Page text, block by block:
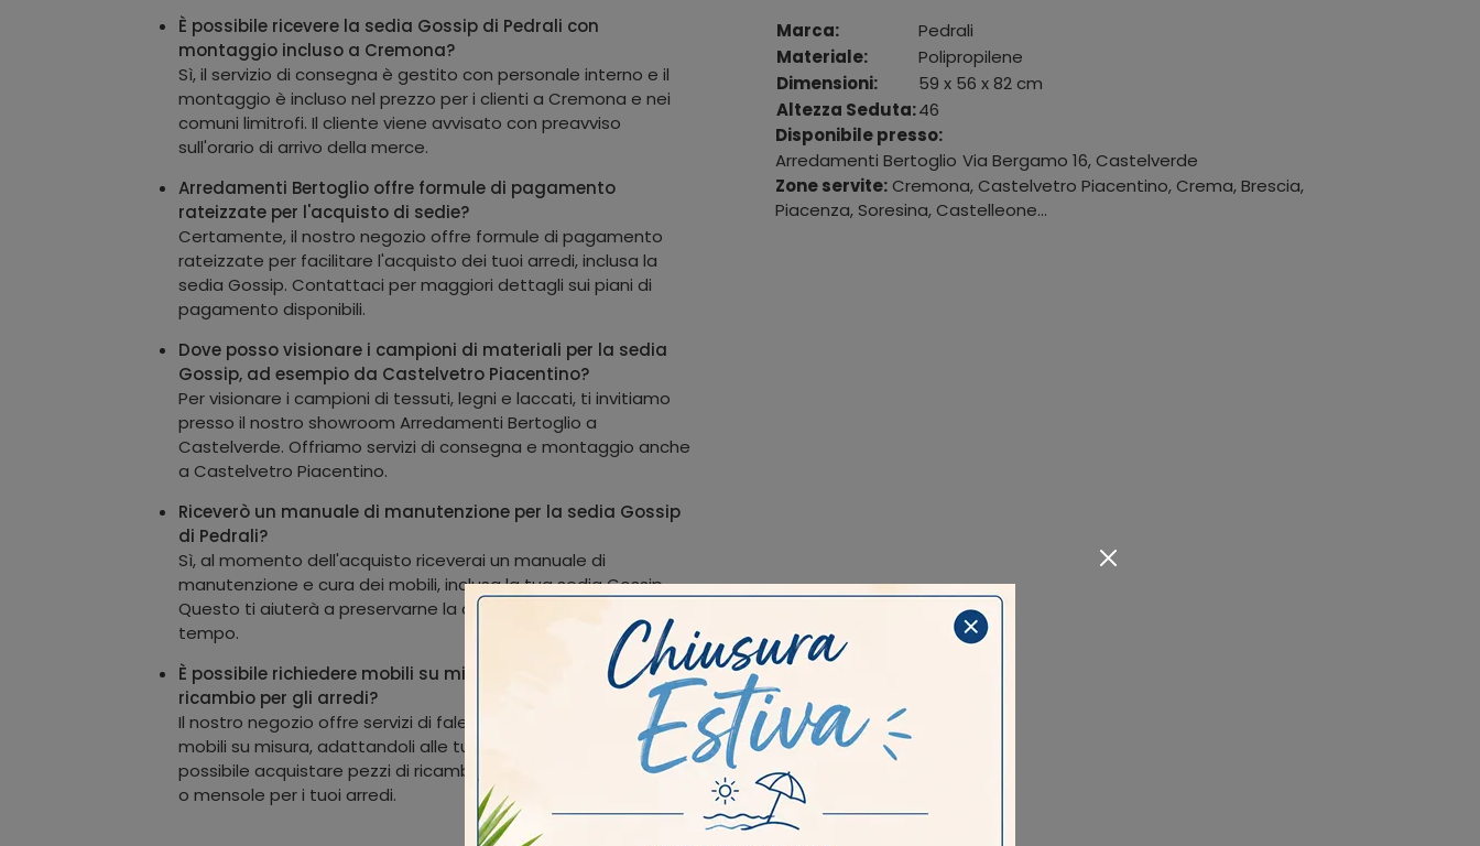
È possibile ricevere la sedia Gossip di Pedrali con
montaggio incluso a Cremona?
Sì, il servizio di consegna è gestito con personale interno e il
montaggio è incluso nel prezzo per i clienti a Cremona e nei
comuni limitrofi. Il cliente viene avvisato con preavviso
sull'orario di arrivo della merce.
Arredamenti Bertoglio offre formule di pagamento
rateizzate per l'acquisto di sedie?
Certamente, il nostro negozio offre formule di pagamento
rateizzate per facilitare l'acquisto dei tuoi arredi, inclusa la
sedia Gossip. Contattaci per maggiori dettagli sui piani di
pagamento disponibili.
Dove posso visionare i campioni di materiali per la sedia
Gossip, ad esempio da Castelvetro Piacentino?
Per visionare i campioni di tessuti, legni e laccati, ti invitiamo
presso il nostro showroom Arredamenti Bertoglio a
Castelverde. Offriamo servizi di consegna e montaggio anche
a Castelvetro Piacentino.
Riceverò un manuale di manutenzione per la sedia Gossip
di Pedrali?
Sì, al momento dell'acquisto riceverai un manuale di
manutenzione e cura dei mobili, inclusa la tua sedia Gossip.
Questo ti aiuterà a preservarne la qualità e la durata nel
tempo.
È possibile richiedere mobili su misura o acquistare pezzi di
ricambio per gli arredi?
Il nostro negozio offre servizi di falegnameria per realizzare
mobili su misura, adattandoli alle tue esigenze. Inoltre, è
possibile acquistare pezzi di ricambio come maniglie, cerniere
o mensole per i tuoi arredi.
Marca:
Pedrali
Materiale:
Polipropilene
Dimensioni:
59 x 56 x 82 cm
Altezza Seduta:46
Disponibile presso:
Arredamenti Bertoglio Via Bergamo 16, Castelverde
Zone servite: Cremona, Castelvetro Piacentino, Crema, Brescia,
Piacenza, Soresina, Castelleone...